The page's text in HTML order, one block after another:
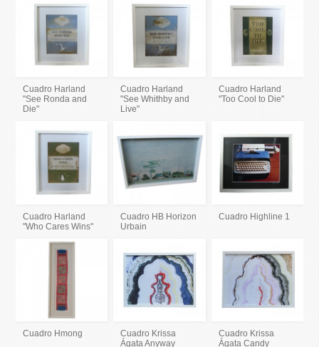
Cuadro Harland
"See Ronda and
Die"
Cuadro Harland
"See Whithby and
Live"
Cuadro Harland
"Too Cool to Die"
Cuadro Harland
"Who Cares Wins"
Cuadro HB Horizon
Urbain
Cuadro Highline 1
Cuadro Hmong
Cuadro Krissa
Ágata Anyway
Cuadro Krissa
Ágata Candy